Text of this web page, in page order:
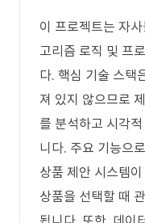
이 프로젝트는 자
고리즘 로직 및 프
다. 핵심 기술 스택
져 있지 않으므로
를 분석하고 시각
니다. 주요 기능으
상품 제안 시스템
상품을 선택할 때